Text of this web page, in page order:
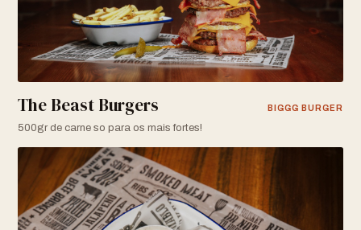
The Beast Burgers BIGGG BURGER
500gr de carne so para os mais fortes!